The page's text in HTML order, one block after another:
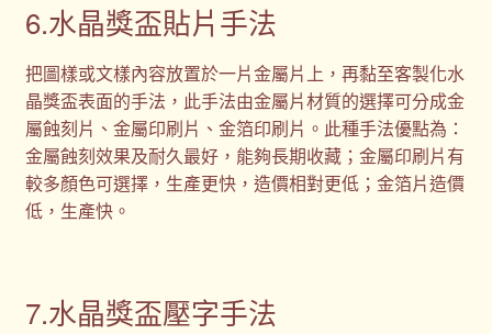
6.水晶獎盃貼片手法
把圖樣或文樣內容放置於一片金屬片上，再黏至客製化水
晶獎盃表面的手法，此手法由金屬片材質的選擇可分成金
屬蝕刻片、金屬印刷片、金箔印刷片。此種手法優點為：
金屬蝕刻效果及耐久最好，能夠長期收藏；金屬印刷片有
較多顏色可選擇，生產更快，造價相對更低；金箔片造價
低，生產快。
7.水晶獎盃壓字手法